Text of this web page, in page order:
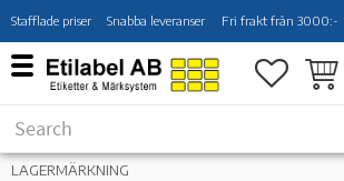
Menu
Stafflade priser Snabba leveranser Fri frakt från 3000:-
Favorites
Basket
LAGERMÄRKNING